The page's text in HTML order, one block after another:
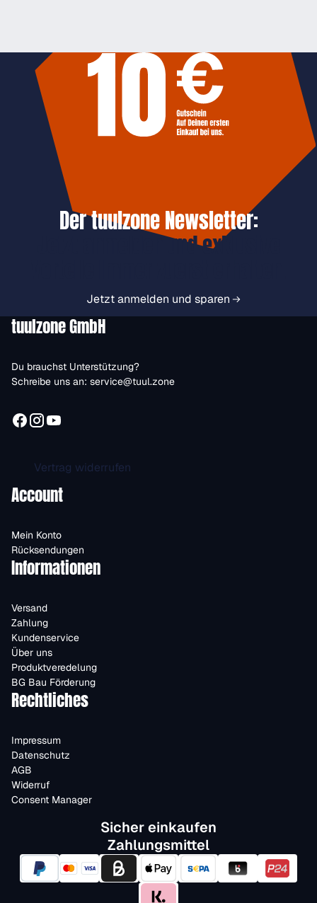
Der tuulzone Newsletter:
Jetzt anmelden und exklusive
Jetzt anmelden und sparen
tuulzone GmbH
Du brauchst Unterstützung?
Schreibe uns an: service@tuul.zone
Vertrag widerrufen
Account
Mein Konto
Rücksendungen
Informationen
Versand
Zahlung
Kundenservice
Über uns
Produktveredelung
BG Bau Förderung
Rechtliches
Impressum
Datenschutz
AGB
Widerruf
Consent Manager
Sicher einkaufen
Zahlungsmittel